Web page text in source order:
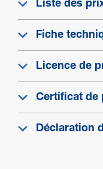
Liste des
Fiche
Licence de
Certificat de
Déclaration